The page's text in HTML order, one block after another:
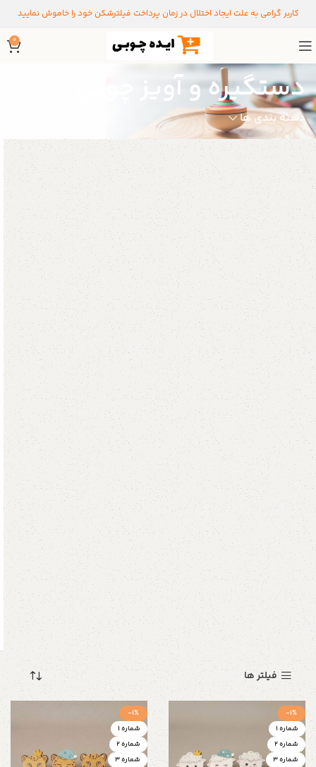
کاربر گرامی به علت ایجاد اختلال در زمان پرداخت فیلترشکن خود را خاموش نمایید
0
دستگیره و آویز چوبی
دسته بندی ها
فیلتر ها
-1%
شماره 1
شماره 2
شماره 3
-1%
شماره 1
شماره 2
شماره 3